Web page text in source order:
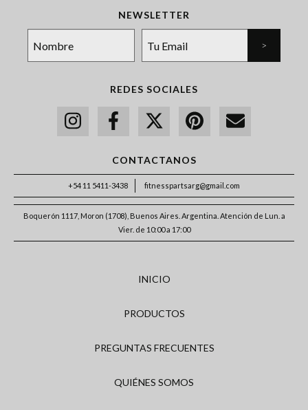
NEWSLETTER
REDES SOCIALES
CONTACTANOS
+54 11 5411-3438 fitnesspartsarg@gmail.com
Boquerón 1117, Moron (1708), Buenos Aires. Argentina. Atención de Lun. a
Vier. de 10:00 a 17:00
INICIO
PRODUCTOS
PREGUNTAS FRECUENTES
QUIÉNES SOMOS